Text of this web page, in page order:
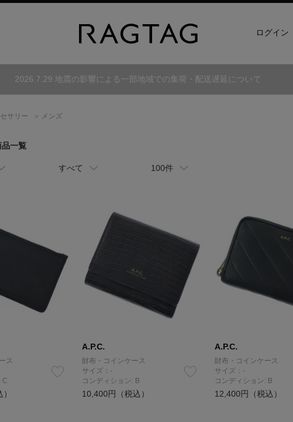
ログイン
2026.7.29 地震の影響による一部地域での集荷・配送遅延について
サリー メンズ
一覧
すべて 100件
ス
C
A.P.C.
財布・コインケース
サイズ：-
コンディション: B
10,400円（税込）
A.P.C.
財布・コインケース
サイズ：-
コンディション: B
12,400円（税込）